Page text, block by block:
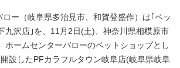
ー（岐阜県多治見市、和賀登盛作）は｢ペッ
九沢店｣を、11月2日(土)、神奈川県相模原市
ホームセンターバローのペットショップとし
設したPFカラフルタウン岐阜店(岐阜県岐阜